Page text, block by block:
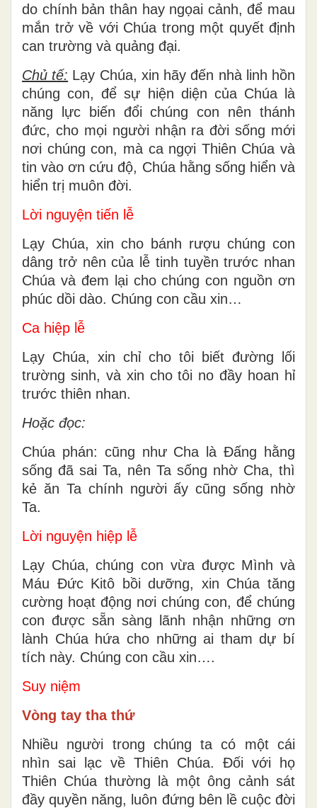
do chính bản thân hay ngọai cảnh, để mau
mắn trở về với Chúa trong một quyết định
can trường và quảng đại.
Chủ tế: Lạy Chúa, xin hãy đến nhà linh hồn
chúng con, để sự hiện diện của Chúa là
năng lực biến đổi chúng con nên thánh
đức, cho mọi người nhận ra đời sống mới
nơi chúng con, mà ca ngợi Thiên Chúa và
tin vào ơn cứu độ, Chúa hằng sống hiển và
hiển trị muôn đời.
Lời nguyện tiến lễ
Lạy Chúa, xin cho bánh rượu chúng con
dâng trở nên của lễ tinh tuyền trước nhan
Chúa và đem lại cho chúng con nguồn ơn
phúc dồi dào. Chúng con cầu xin…
Ca hiệp lễ
Lạy Chúa, xin chỉ cho tôi biết đường lối
trường sinh, và xin cho tôi no đầy hoan hỉ
trước thiên nhan.
Hoặc đọc:
Chúa phán: cũng như Cha là Đấng hằng
sống đã sai Ta, nên Ta sống nhờ Cha, thì
kẻ ăn Ta chính người ấy cũng sống nhờ
Ta.
Lời nguyện hiệp lễ
Lạy Chúa, chúng con vừa được Mình và
Máu Ðức Kitô bồi dưỡng, xin Chúa tăng
cường hoạt động nơi chúng con, để chúng
con được sẵn sàng lãnh nhận những ơn
lành Chúa hứa cho những ai tham dự bí
tích này. Chúng con cầu xin….
Suy niệm
Vòng tay tha thứ
Nhiều người trong chúng ta có một cái
nhìn sai lạc về Thiên Chúa. Đối với họ
Thiên Chúa thường là một ông cảnh sát
đầy quyền năng, luôn đứng bên lề cuộc đời